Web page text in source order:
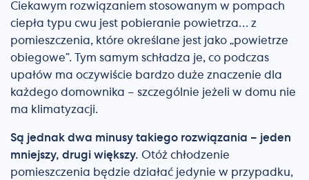
Ciekawym rozwiązaniem stosowanym w pompach
ciepła typu cwu jest pobieranie powietrza… z
pomieszczenia, które określane jest jako „powietrze
obiegowe”. Tym samym schładza je, co podczas
upałów ma oczywiście bardzo duże znaczenie dla
każdego domownika – szczególnie jeżeli w domu nie
ma klimatyzacji.
Są jednak dwa minusy takiego rozwiązania – jeden
mniejszy, drugi większy. Otóż chłodzenie
pomieszczenia będzie działać jedynie w przypadku,